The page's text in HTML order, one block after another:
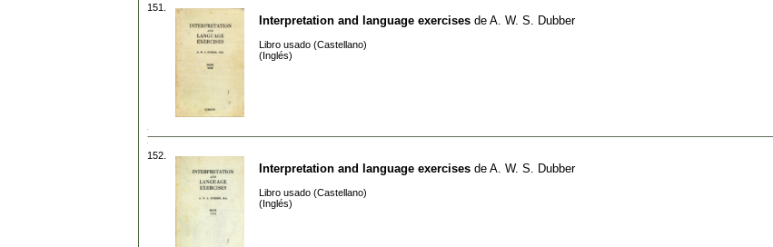
151.
Interpretation and language exercises de A. W. S. Dubber
Libro usado (Castellano)
(Inglés)
152.
Interpretation and language exercises de A. W. S. Dubber
Libro usado (Castellano)
(Inglés)